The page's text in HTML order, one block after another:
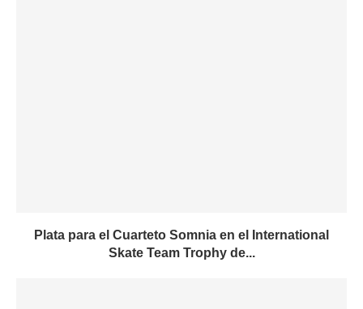
Plata para el Cuarteto Somnia en el International
Skate Team Trophy de...